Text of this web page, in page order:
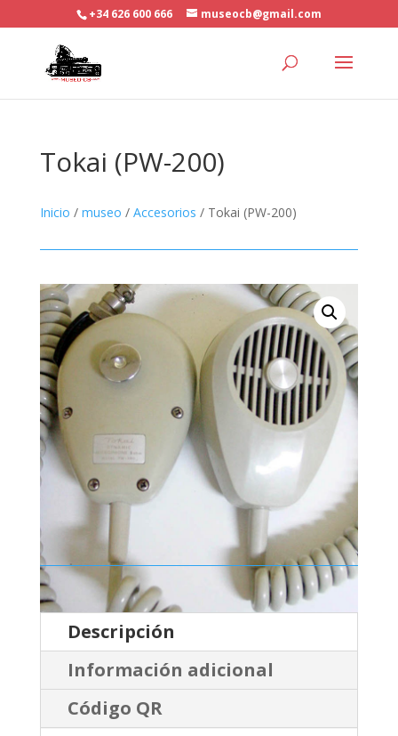
+34 626 600 666 museocb@gmail.com
Tokai (PW-200)
Inicio / museo / Accesorios / Tokai (PW-200)
Descripción
Información adicional
Código QR